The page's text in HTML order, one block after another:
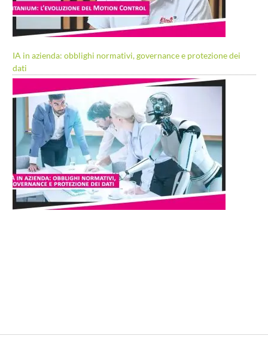
IA in azienda: obblighi normativi, governance e protezione dei
dati